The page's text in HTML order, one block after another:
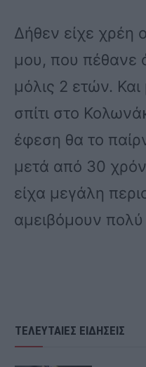
Δήθεν είχε χρέη
μου, που πέθανε
μόλις 2 ετών.
σπίτι στο
έφεση θα το
μετά από 30
είχα μεγάλη
αμειβόμουν
ΤΕΛΕΥΤΑΙΕΣ ΕΙΔΗΣΕΙΣ